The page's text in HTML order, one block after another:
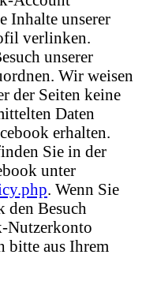
Inhalte unserer
verlinken.
unserer
Wir weisen
der Seiten keine
Daten
erhalten.
Sie in der
unter
. Wenn Sie
den Besuch
Nutzerkonto
bitte aus Ihrem